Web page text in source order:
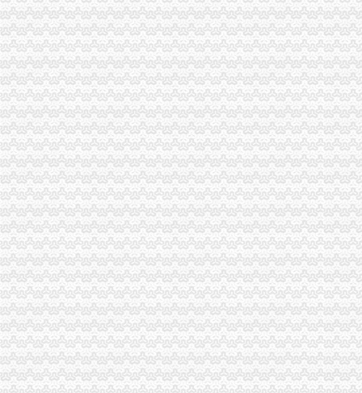
专利申请名录_2017专利申请企业黄页大全_商务联盟网
2010年重庆城市交通开发投资（集团）有限公司公司券募集说明书_
充值卡联通100厂家_充值卡联通100公司-阿里巴巴公司黄页
桐君阁：关于召开公司2013年年度股东大会的通知_证券之星
开发区高新企业代账流程-金泉网
南京雨花台区专业代账会计注册公司流程_【会计服务】
[年报]重庆路桥：2011年年度报告-[中财网]
招商银行--渝开发（000514）2011年年度报告
渝中区代账公司
50元话费厂家_50元话费厂家/公司-阿里巴巴公司黄页
重庆普飞代理记账有限公司
重庆代办公司注册,工商注册,代帐会计,代理记账,代办营_重庆代账公司
重庆工商代办_重庆代理记账_重庆公司注册-重庆橙柚青工商咨询有限
【重庆渝中区代理记账|代理记账公司|会计代理记账】-重庆赶集网
关于永川区副局长张道国、经支队副队长吕正彬等人对永福公
（中天光美地）4幢-1层8号、3号车库负1层车位60号停车用房和渝
可上门签约_重庆公司注册_代办公司_代理工商注册登记_分公司_个体
重庆市渝中区中山一路148号第四层商业用房拍卖公告_新浪重庆今荣_
重庆渝中代理记账公司推荐之开具红字发票疑问-商务服务-六安新闻网
代账公司
安徽国硕财税管理有限公司,合肥财务代账公司,合肥工商代理注册,
武汉公司注册专家_代理记账_会计代账_代账公司_武汉中伦会计服务有
专业代账,公司注册-泰州58同城